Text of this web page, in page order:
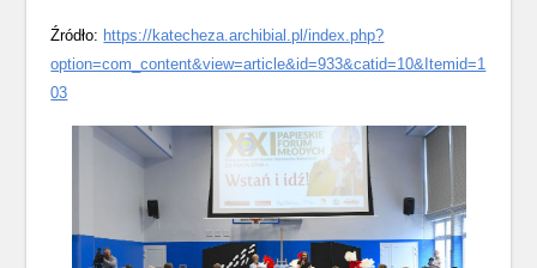
Źródło: https://katecheza.archibial.pl/index.php?
option=com_content&view=article&id=933&catid=10&Itemid=1
03